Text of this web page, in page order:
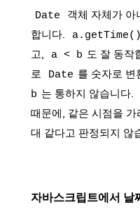
Date
객체 자체가 아
합니다.
고,
a < b 도 잘 동작
로
Date 를 숫자로 변
b 는 통하지 않습니다.
때문에, 같은 시점을 가
대 같다고 판정되지 않
자바스크립트에서 날